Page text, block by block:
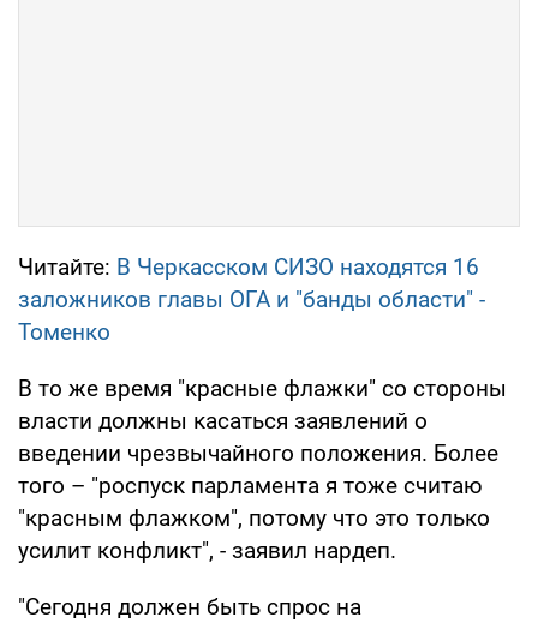
Читайте: В Черкасском СИЗО находятся 16
заложников главы ОГА и "банды области" -
Томенко
В то же время "красные флажки" со стороны
власти должны касаться заявлений о
введении чрезвычайного положения. Более
того – "роспуск парламента я тоже считаю
"красным флажком", потому что это только
усилит конфликт", - заявил нардеп.
"Сегодня должен быть спрос на